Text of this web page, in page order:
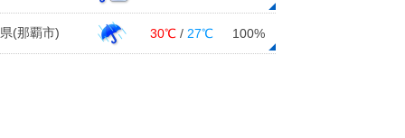
(那覇市) 30℃ / 27℃ 100%